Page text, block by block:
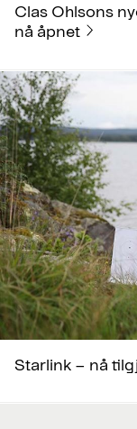
Clas Ohlsons
nå åpnet
Starlink – nå